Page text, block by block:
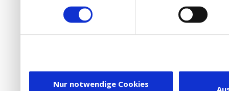
die Verwendung von
DSGVO.
Dienstleister in die USA
Nur notwendige Cookies